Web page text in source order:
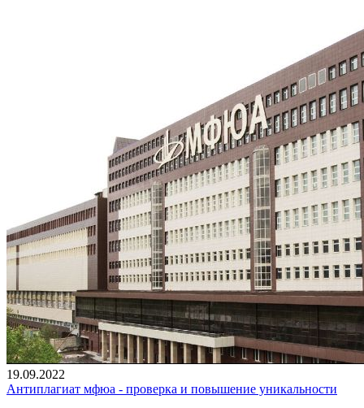
19.09.2022
Антиплагиат мфюа - проверка и повышение уникальности